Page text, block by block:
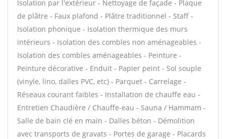
Isolation par l'extérieur - Nettoyage de façade - Plaque
de plâtre - Faux plafond - Plâtre traditionnel - Staff -
Isolation phonique - Isolation thermique des murs
intérieurs - Isolation des combles non aménageables -
Isolation des combles aménageables - Peinture -
Peinture décorative - Enduit - Papier peint - Sol souple
(vinyle, lino, dalles PVC, etc) - Parquet - Carrelage -
Réseaux courant faibles - Installation de chauffe eau -
Entretien Chaudière / Chauffe-eau - Sauna / Hammam -
Salle de bain clé en main - Dalles béton - Démolition
avec transports de gravats - Portes de garage - Placards